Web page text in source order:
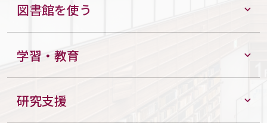
図書館を使う
学習・教育
研究支援